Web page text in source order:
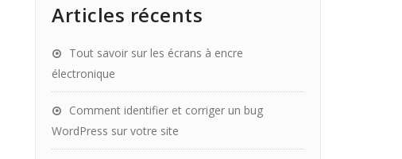
Articles récents
Tout savoir sur les écrans à encre
électronique
Comment identifier et corriger un bug
WordPress sur votre site